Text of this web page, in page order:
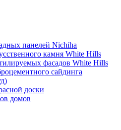
панелей Nichiha
камня White Hills
фасадов White Hills
сайдинга
доски
домов